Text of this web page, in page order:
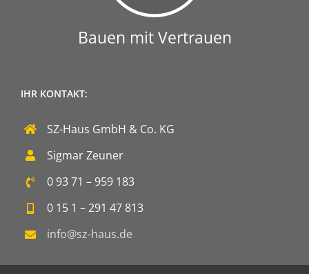
Bauen mit Vertrauen
IHR KONTAKT:
SZ-Haus GmbH & Co. KG
Sigmar Zeuner
0 93 71 – 959 183
0 15 1 – 291 47 813
info@sz-haus.de